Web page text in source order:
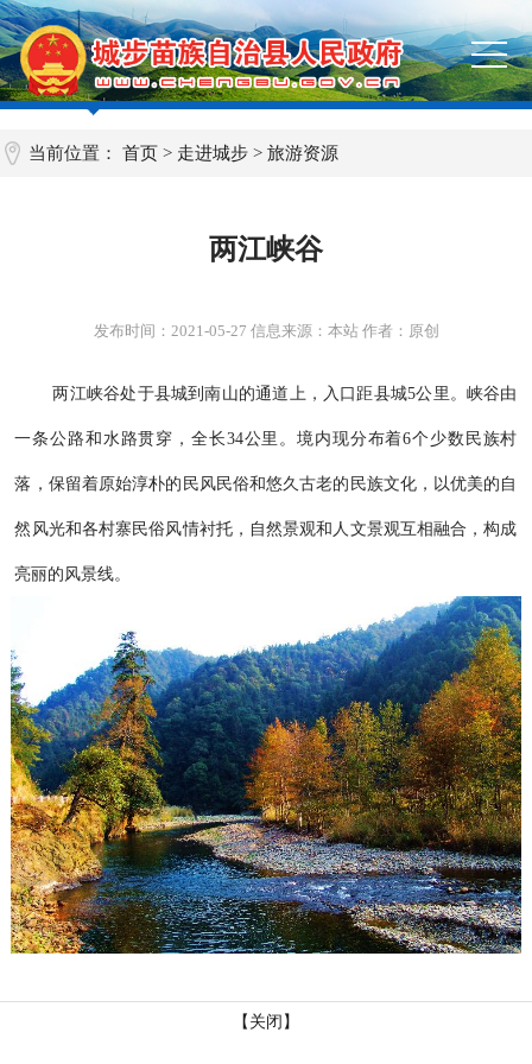
当前位置：首页 > 走进城步 >旅游资源
两江峡谷
发布时间： 2021-05-27 信息来源：本站 作者：原创
两江峡谷处于县城到南山的通道上，入口距县城5公里。峡谷由
一条公路和水路贯穿，全长34公里。境内现分布着6个少数民族村
落，保留着原始淳朴的民风民俗和悠久古老的民族文化，以优美的自
然风光和各村寨民俗风情衬托，自然景观和人文景观互相融合，构成
亮丽的风景线。
【关闭】